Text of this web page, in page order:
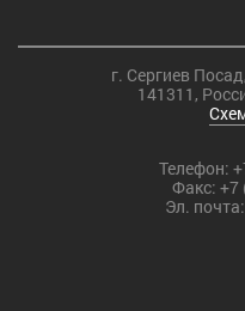
г. Сергиев
141311,
Телефон:
Факс: +7
Эл. почта: